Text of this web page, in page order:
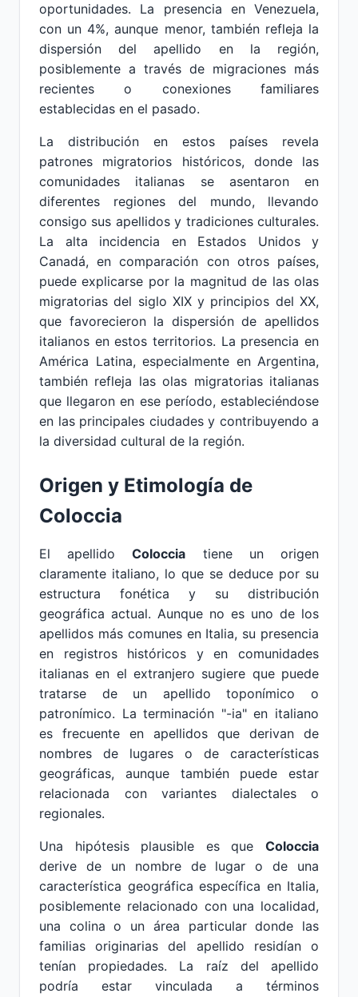
oportunidades. La presencia en Venezuela,
con un 4%, aunque menor, también refleja la
dispersión del apellido en la región,
posiblemente a través de migraciones más
recientes o conexiones familiares
establecidas en el pasado.
La distribución en estos países revela
patrones migratorios históricos, donde las
comunidades italianas se asentaron en
diferentes regiones del mundo, llevando
consigo sus apellidos y tradiciones culturales.
La alta incidencia en Estados Unidos y
Canadá, en comparación con otros países,
puede explicarse por la magnitud de las olas
migratorias del siglo XIX y principios del XX,
que favorecieron la dispersión de apellidos
italianos en estos territorios. La presencia en
América Latina, especialmente en Argentina,
también refleja las olas migratorias italianas
que llegaron en ese período, estableciéndose
en las principales ciudades y contribuyendo a
la diversidad cultural de la región.
Origen y Etimología de
Coloccia
El apellidoColoccia tiene un origen
claramente italiano, lo que se deduce por su
estructura fonética y su distribución
geográfica actual. Aunque no es uno de los
apellidos más comunes en Italia, su presencia
en registros históricos y en comunidades
italianas en el extranjero sugiere que puede
tratarse de un apellido toponímico o
patronímico. La terminación "-ia" en italiano
es frecuente en apellidos que derivan de
nombres de lugares o de características
geográficas, aunque también puede estar
relacionada con variantes dialectales o
regionales.
Una hipótesis plausible es que Coloccia
derive de un nombre de lugar o de una
característica geográfica específica en Italia,
posiblemente relacionado con una localidad,
una colina o un área particular donde las
familias originarias del apellido residían o
tenían propiedades. La raíz del apellido
podría estar vinculada a términos